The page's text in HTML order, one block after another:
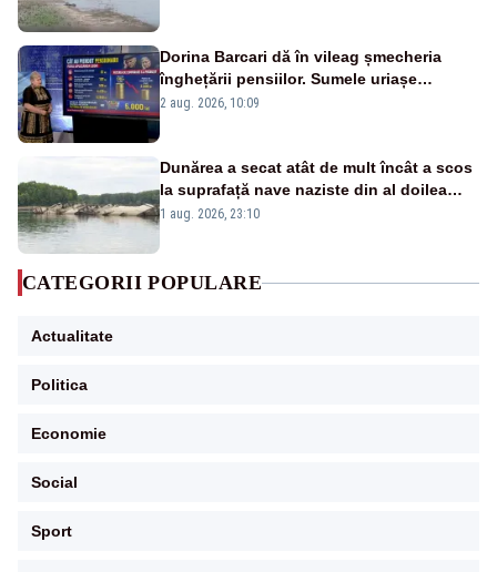
Dorina Barcari dă în vileag șmecheria
înghețării pensiilor. Sumele uriașe
pierdute de fiecare român
2 aug. 2026, 10:09
Dunărea a secat atât de mult încât a scos
la suprafață nave naziste din al doilea
război mondial
1 aug. 2026, 23:10
CATEGORII POPULARE
Actualitate
Politica
Economie
Social
Sport